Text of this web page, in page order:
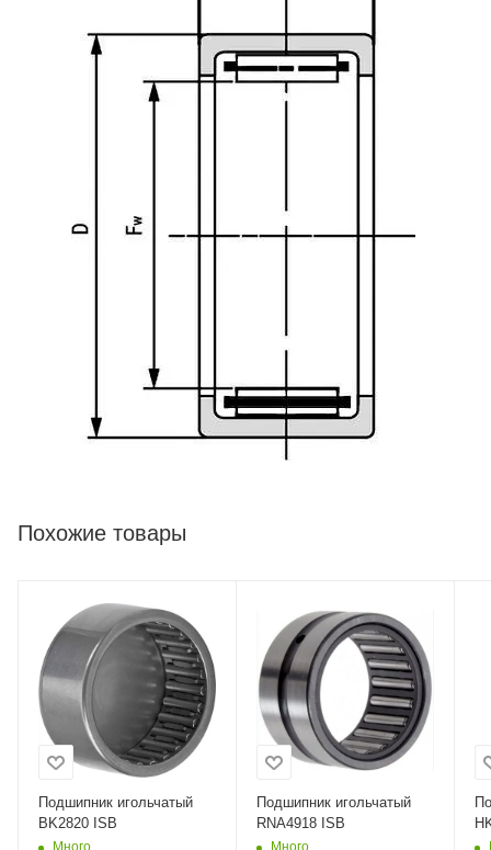
Похожие товары
Подшипник игольчатый
BK2820 ISB
Много
Подшипник игольчатый
RNA4918 ISB
Много